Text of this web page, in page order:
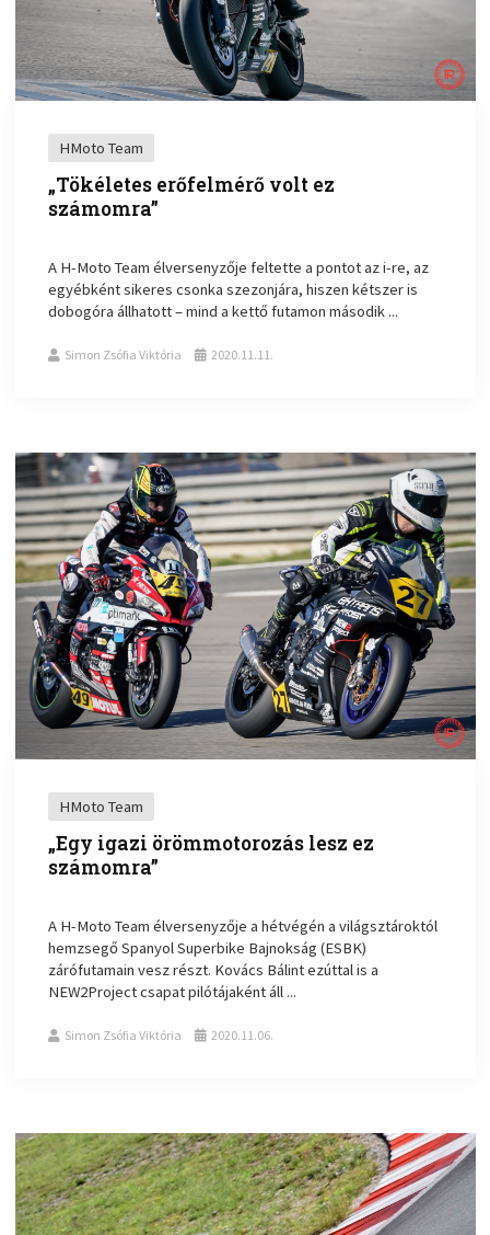
HMoto Team
„Tökéletes erőfelmérő volt ez
számomra”
A H-Moto Team élversenyzője feltette a pontot az i-re, az
egyébként sikeres csonka szezonjára, hiszen kétszer is
dobogóra állhatott – mind a kettő futamon második ...
Simon Zsófia Viktória 2020.11.11.
HMoto Team
„Egy igazi örömmotorozás lesz ez
számomra”
A H-Moto Team élversenyzője a hétvégén a világsztároktól
hemzsegő Spanyol Superbike Bajnokság (ESBK)
zárófutamain vesz részt. Kovács Bálint ezúttal is a
NEW2Project csapat pilótájaként áll ...
Simon Zsófia Viktória 2020.11.06.